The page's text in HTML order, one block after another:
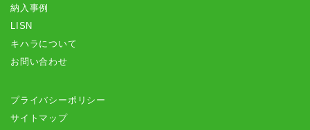
納入事例
LISN
キハラについて
お問い合わせ
プライバシーポリシー
サイトマップ